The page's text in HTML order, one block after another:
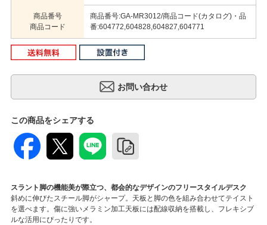
商品番号
商品コード
商品番号:GA-MR3012/商品コード(カタログ)・品
番:604772,604828,604827,604771
この商品をシェアする
スラント脚の機能美が際立つ、都会的なデザインのフリースタイルデスク
斜めに伸びたスチール脚がシャープ。天板と脚の色を組み合わせてテイスト
を選べます。傷に強いメラミン加工天板には配線収納を搭載し、フレキシブ
ルな活用にぴったりです。